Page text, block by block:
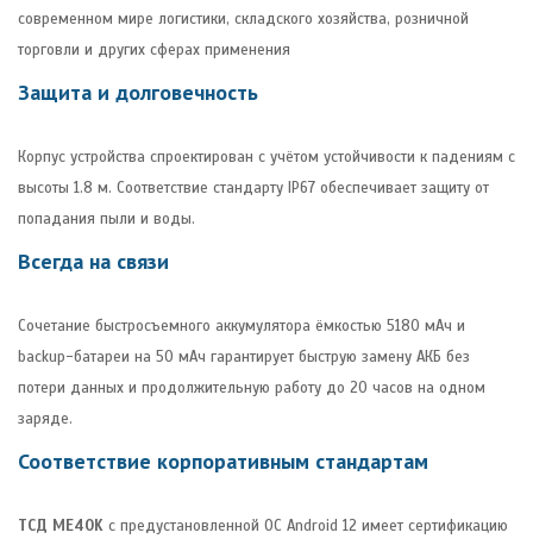
современном мире логистики, складского хозяйства, розничной
торговли и других сферах применения
Защита и долговечность
Корпус устройства спроектирован с учётом устойчивости к падениям с
высоты 1.8 м. Соответствие стандарту IP67 обеспечивает защиту от
попадания пыли и воды.
Всегда на связи
Сочетание быстросъемного аккумулятора ёмкостью 5180 мАч и
backup-батареи на 50 мАч гарантирует быструю замену АКБ без
потери данных и продолжительную работу до 20 часов на одном
заряде.
Соответствие корпоративным стандартам
ТСД ME40K с предустановленной ОС Android 12 имеет сертификацию